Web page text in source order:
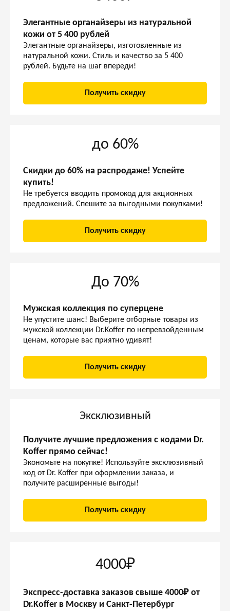
Элегантные органайзеры из натуральной
кожи от 5 400 рублей
Элегантные органайзеры, изготовленные из
натуральной кожи. Стиль и качество за 5 400
рублей. Будьте на шаг впереди!
Получить скидку
до 60%
Скидки до 60% на распродаже! Успейте
купить!
Не требуется вводить промокод для акционных
предложений. Спешите за выгодными покупками!
Получить скидку
До 70%
Мужская коллекция по суперцене
Не упустите шанс! Выберите отборные товары из
мужской коллекции Dr.Koffer по непревзойденным
ценам, которые вас приятно удивят!
Получить скидку
Эксклюзивный
Получите лучшие предложения с кодами Dr.
Koffer прямо сейчас!
Экономьте на покупке! Используйте эксклюзивный
код от Dr. Koffer при оформлении заказа, и
получите расширенные выгоды!
Получить скидку
4000₽
Экспресс-доставка заказов свыше 4000₽ от
Dr.Koffer в Москву и Санкт-Петербург